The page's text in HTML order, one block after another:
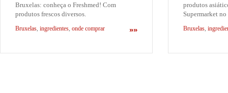
Bruxelas: conheça o Freshmed! Com
produtos frescos diversos.
»»
Bruxelas, ingredientes, onde comprar
produtos
Supermarket
Bruxelas,